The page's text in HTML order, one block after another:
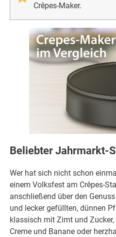
Crêpes-Maker.
Beliebter Jahrmarkt-
Wer hat sich nicht schon
einem Volksfest am Crêpes-
anschließend über den
und lecker gefüllten, dünnen
klassisch mit Zimt und
Creme und Banane oder